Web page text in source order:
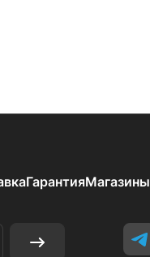
ГарантияМагазины